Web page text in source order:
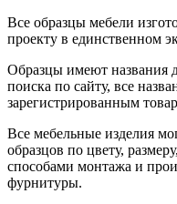
Все образцы мебели
проекту в единственном
Образцы имеют названия
поиска по сайту, все
зарегистрированным
Все мебельные изделия
образцов по цвету,
способами монтажа и
фурнитуры.